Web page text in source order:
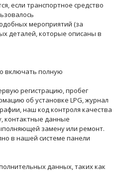
если транспортное средство
мероприятий (за
деталей, которые описаны в
включать полную
регистрацию, пробег
об установке LPG, журнал
наш код контроля качества
контактные данные
замену или ремонт.
в нашей системе панели
данных, таких как